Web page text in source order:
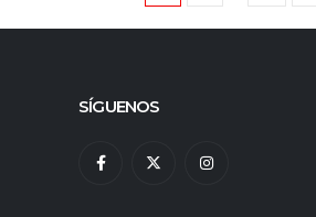
SÍGUENOS